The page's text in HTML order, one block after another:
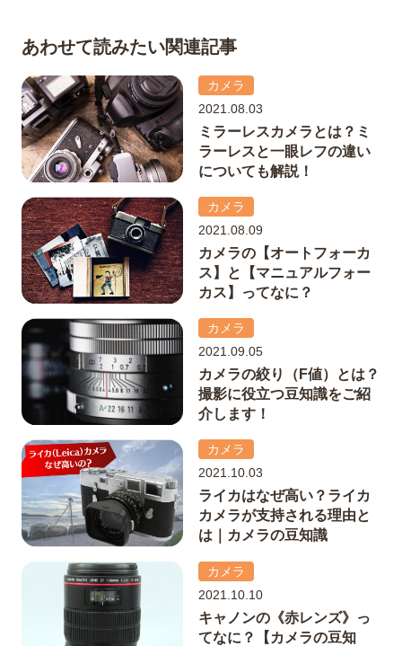
あわせて読みたい関連記事
カメラ
2021.08.03
ミラーレスカメラとは？ミ
ラーレスと一眼レフの違い
についても解説！
カメラ
2021.08.09
カメラの【オートフォーカ
ス】と【マニュアルフォー
カス】ってなに？
カメラ
2021.09.05
カメラの絞り（F値）とは？
撮影に役立つ豆知識をご紹
介します！
カメラ
2021.10.03
ライカはなぜ高い？ライカ
カメラが支持される理由と
は｜カメラの豆知識
カメラ
2021.10.10
キャノンの《赤レンズ》っ
てなに？【カメラの豆知